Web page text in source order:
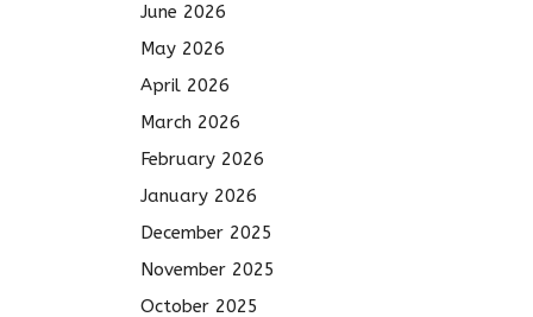
June 2026
May 2026
April 2026
March 2026
February 2026
January 2026
December 2025
November 2025
October 2025